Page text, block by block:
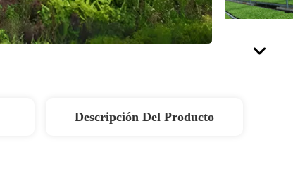
Descripción Del Producto